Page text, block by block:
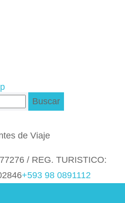
de Viaje
/ REG. TURISTICO:
+593 98 0891112